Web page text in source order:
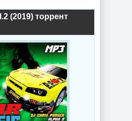
(2019) торрент